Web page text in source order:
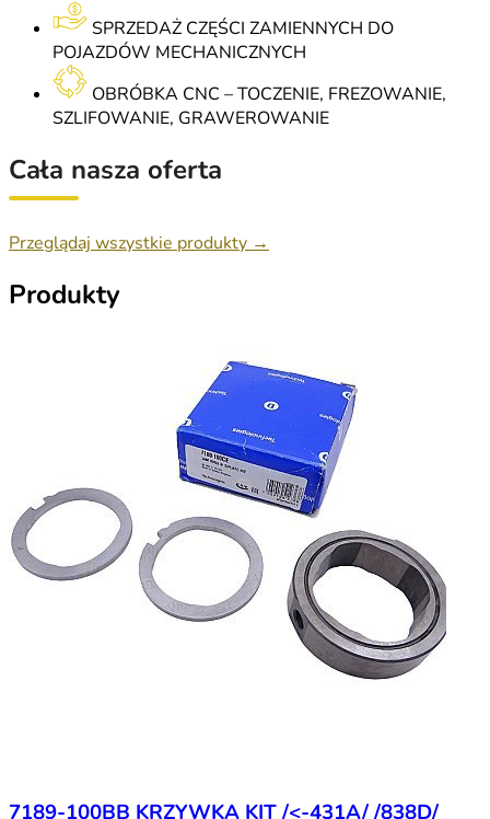
SPRZEDAŻ CZĘŚCI ZAMIENNYCH DO
POJAZDÓW MECHANICZNYCH
OBRÓBKA CNC – TOCZENIE, FREZOWANIE,
SZLIFOWANIE, GRAWEROWANIE
Cała nasza oferta
Przeglądaj wszystkie produkty →
Produkty
7189-100BB KRZYWKA KIT /<-431A/ /838D/